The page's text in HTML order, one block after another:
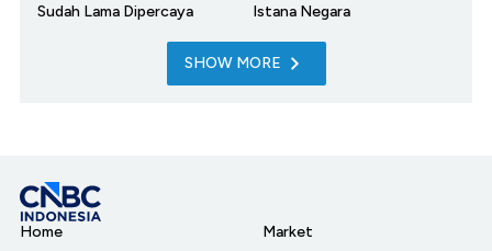
Sudah Lama Dipercaya
Istana Negara
SHOW MORE
Home
Market